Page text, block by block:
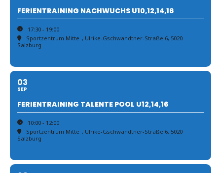
FERIENTRAINING NACHWUCHS U10,12,14,16
17:30 - 19:00
Sportzentrum Mitte , Ulrike-Gschwandtner-Straße 6, 5020
Salzburg
03
SEP
FERIENTRAINING TALENTE POOL U12,14,16
10:00 - 12:00
Sportzentrum Mitte , Ulrike-Gschwandtner-Straße 6, 5020
Salzburg